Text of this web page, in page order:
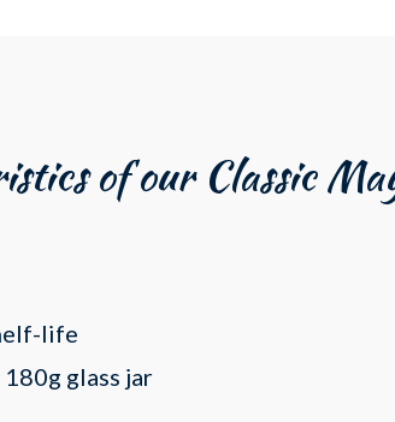
of our Classic
life
glass jar